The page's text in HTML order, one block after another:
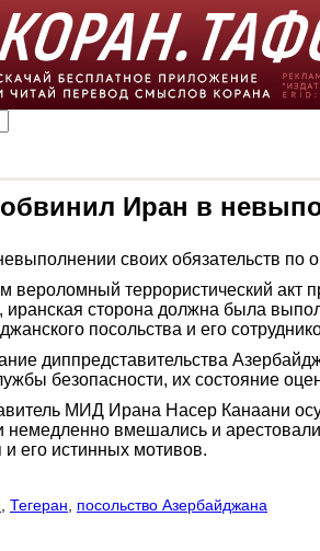
Иран в
своих обязательств по
вероломный террористический акт
иранская сторона должна была
посольства и его
диппредставительства
безопасности, их состояние
МИД Ирана Насер Канаани
немедленно вмешались и
его истинных мотивов.
Тегеран посольство Азербайджана